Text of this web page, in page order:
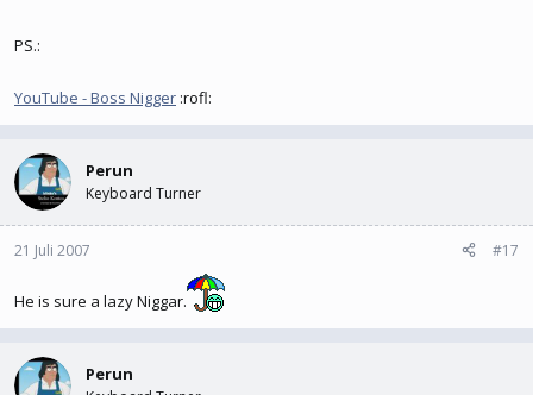
PS.:
YouTube - Boss Nigger :rofl:
Perun
Keyboard Turner
21 Juli 2007 #17
He is sure a lazy Niggar.
Perun